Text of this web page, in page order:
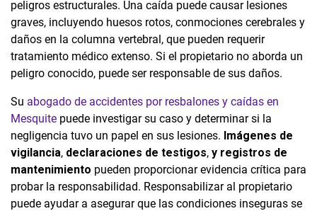
peligros estructurales. Una caída puede causar lesiones
graves, incluyendo huesos rotos, conmociones cerebrales y
daños en la columna vertebral, que pueden requerir
tratamiento médico extenso. Si el propietario no aborda un
peligro conocido, puede ser responsable de sus daños.
Su abogado de accidentes por resbalones y caídas en
Mesquite puede investigar su caso y determinar si la
negligencia tuvo un papel en sus lesiones. Imágenes de
vigilancia, declaraciones de testigos, y registros de
mantenimiento pueden proporcionar evidencia crítica para
probar la responsabilidad. Responsabilizar al propietario
puede ayudar a asegurar que las condiciones inseguras se